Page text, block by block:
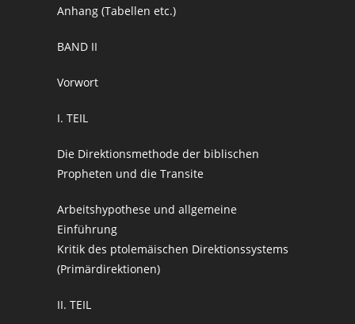
Anhang (Tabellen etc.)
BAND II
Vorwort
I. TEIL
Die Direktionsmethode der biblischen
Propheten und die Transite
Arbeitshypothese und allgemeine
Einführung
Kritik des ptolemäischen Direktionssystems
(Primärdirektionen)
II. TEIL